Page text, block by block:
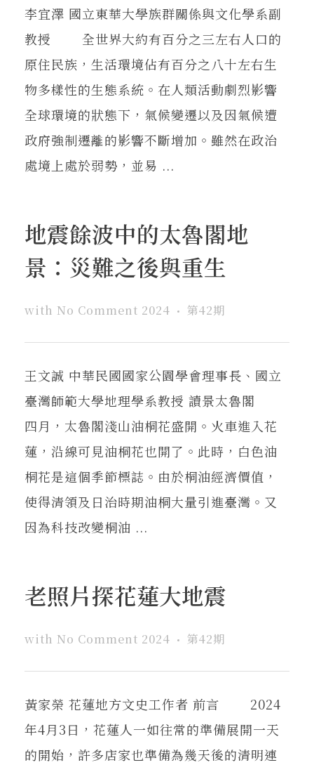
李宜澤 國立東華大學族群關係與文化學系副
教授 全世界大約有百分之三左右人口的
原住民族，生活環境佔有百分之八十左右生
物多樣性的生態系統。在人類活動劇烈影響
全球環境的狀態下，氣候變遷以及因氣候遭
政府強制遷離的影響不斷增加。雖然在政治
處境上處於弱勢，並易 ...
地震餘波中的太魯閣地
景：災難之後與重生
with No Comment 2024 第42期
王文誠 中華民國國家公園學會理事長、國立
臺灣師範大學地理學系教授 讀景太魯閣
四月，太魯閣淺山油桐花盛開。火車進入花
蓮，沿線可見油桐花也開了。此時，白色油
桐花是這個季節標誌。由於桐油經濟價值，
使得清領及日治時期油桐大量引進臺灣。又
因為科技改變桐油 ...
老照片探花蓮大地震
with No Comment 2024 第42期
黃家榮 花蓮地方文史工作者 前言 2024
年4月3日，花蓮人一如往常的準備展開一天
的開始，許多店家也準備為幾天後的清明連